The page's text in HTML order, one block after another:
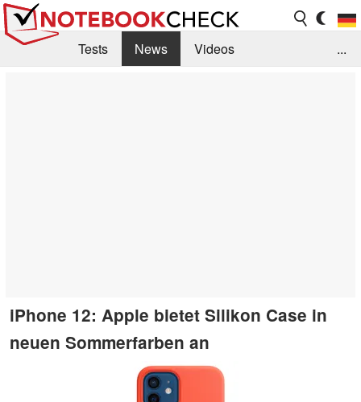
Tests News
Videos
...
iPhone 12: Apple bietet Silikon Case in
neuen Sommerfarben an